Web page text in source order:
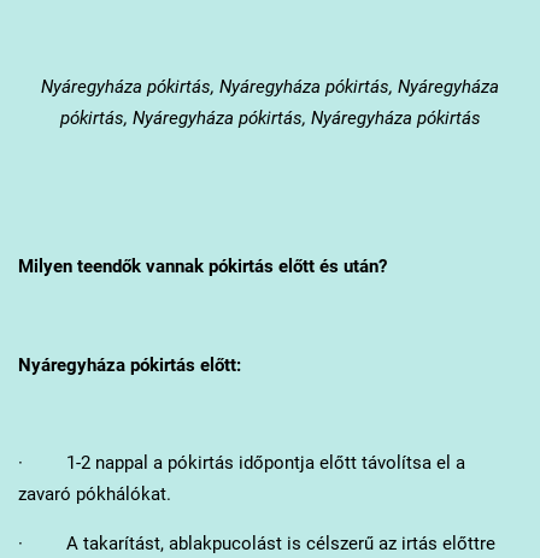
Nyáregyháza pókirtás, Nyáregyháza pókirtás, Nyáregyháza
pókirtás, Nyáregyháza pókirtás, Nyáregyháza pókirtás
Milyen teendők vannak pókirtás előtt és után?
Nyáregyházapókirtás előtt:
· 1-2 nappal a pókirtás időpontja előtt távolítsa el a
zavaró pókhálókat.
· A takarítást, ablakpucolást is célszerű az irtás előttre